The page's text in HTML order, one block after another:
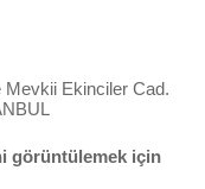
Mevkii Ekinciler Cad.
görüntülemek için